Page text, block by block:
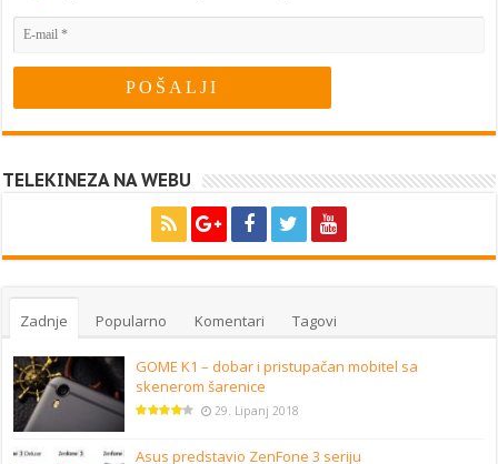
TELEKINEZA NA WEBU
Zadnje Popularno Komentari Tagovi
GOME K1 – dobar i pristupačan mobitel sa
skenerom šarenice
29. Lipanj 2018
Asus predstavio ZenFone 3 seriju